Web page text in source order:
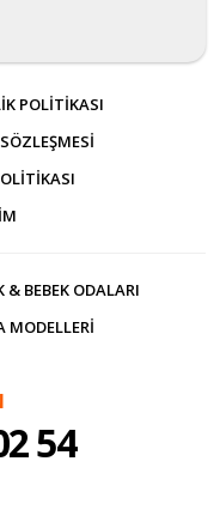
POLITIKASI
& BEBEK ODALARI
MODELLERI
54